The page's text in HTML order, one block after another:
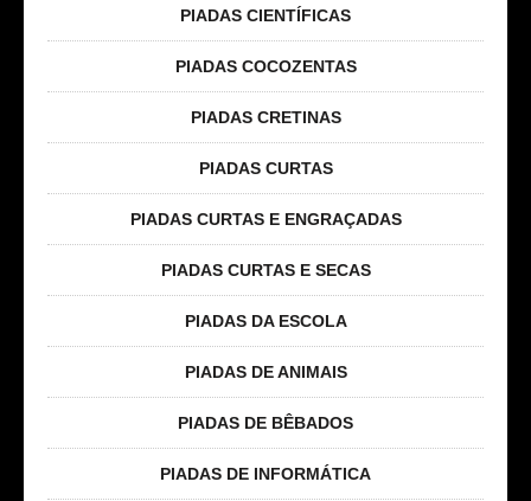
PIADAS CIENTÍFICAS
PIADAS COCOZENTAS
PIADAS CRETINAS
PIADAS CURTAS
PIADAS CURTAS E ENGRAÇADAS
PIADAS CURTAS E SECAS
PIADAS DA ESCOLA
PIADAS DE ANIMAIS
PIADAS DE BÊBADOS
PIADAS DE INFORMÁTICA